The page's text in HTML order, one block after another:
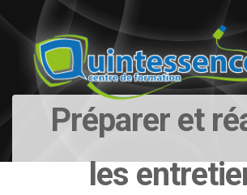
content
Préparer et
les